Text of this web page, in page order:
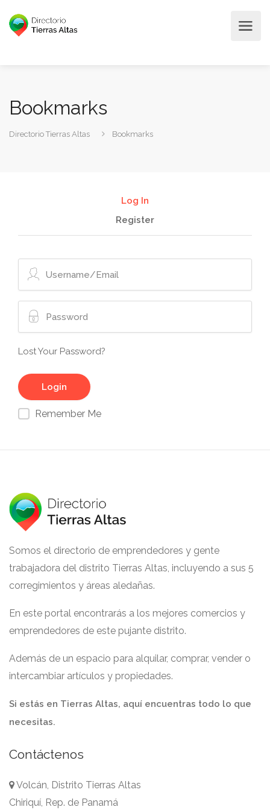
Bookmarks
Directorio Tierras Altas Bookmarks
Log In
Register
Lost Your Password?
Remember Me
Somos el directorio de emprendedores y gente
trabajadora del distrito Tierras Altas, incluyendo a sus 5
corregimientos y áreas aledañas.
En este portal encontrarás a los mejores comercios y
emprendedores de este pujante distrito.
Además de un espacio para alquilar, comprar, vender o
intercambiar artículos y propiedades.
Si estás en Tierras Altas, aquí encuentras todo lo que
necesitas.
Contáctenos
Volcán, Distrito Tierras Altas
Chiriquí, Rep. de Panamá